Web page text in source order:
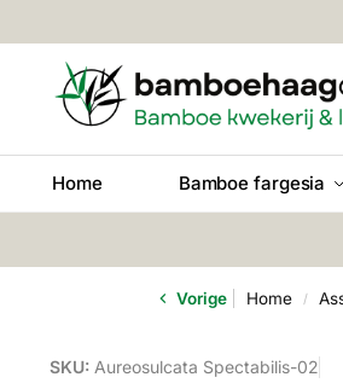
Home Bamboe fargesia
Vorige Home /
SKU: Aureosulcata Spectabilis-02